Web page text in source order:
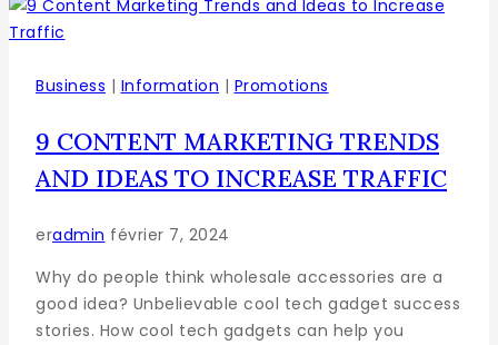
Business | Information | Promotions
9 CONTENT MARKETING TRENDS
AND IDEAS TO INCREASE TRAFFIC
eradmin février 7, 2024
Why do people think wholesale accessories are a
good idea? Unbelievable cool tech gadget success
stories. How cool tech gadgets can help you